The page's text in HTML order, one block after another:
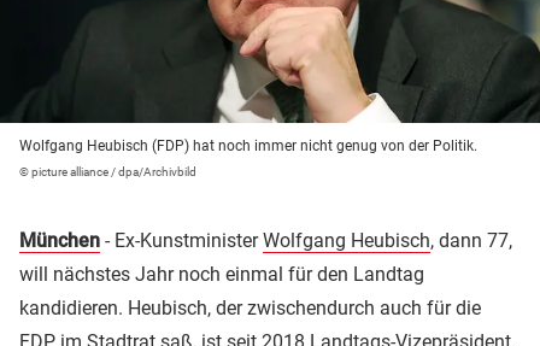
Wolfgang Heubisch (FDP) hat noch immer nicht genug von der Politik.
© picture alliance / dpa/Archivbild
München - Ex-KunstministerWolfgang Heubisch, dann 77,
will nächstes Jahr noch einmal für den Landtag
kandidieren. Heubisch, der zwischendurch auch für die